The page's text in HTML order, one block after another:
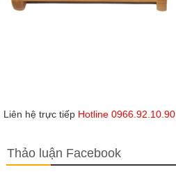
Liên hệ trực tiếp Hotline 0966.92.10.90
Thảo luận Facebook